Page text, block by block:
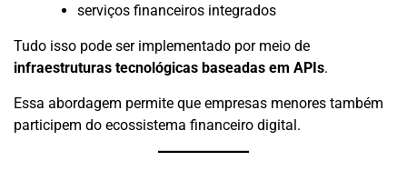
serviços financeiros integrados
Tudo isso pode ser implementado por meio de
infraestruturas tecnológicas baseadas em APIs.
Essa abordagem permite que empresas menores também
participem do ecossistema financeiro digital.